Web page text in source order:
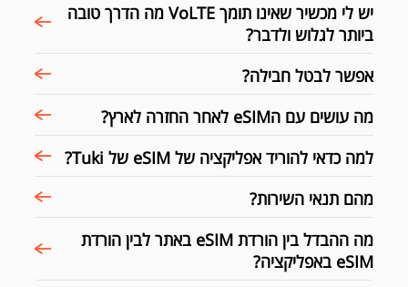
יש לי מכשיר שאינו תומך VoLTE מה הדרך טובה
ביותר לגלוש ולדבר?
אפשר לבטל חבילה?
מה עושים עם הeSIM לאחר החזרה לארץ?
למה כדאי להוריד אפליקציה של eSIM של Tuki?
מהם תנאי השירות?
מה ההבדל בין הורדת eSIM באתר לבין הורדת
eSIM באפליקציה?